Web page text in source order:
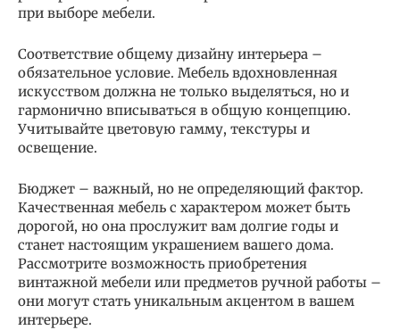
при выборе мебели.
Соответствие общему дизайну интерьера –
обязательное условие. Мебель вдохновленная
искусством должна не только выделяться, но и
гармонично вписываться в общую концепцию.
Учитывайте цветовую гамму, текстуры и
освещение.
Бюджет – важный, но не определяющий фактор.
Качественная мебель с характером может быть
дорогой, но она прослужит вам долгие годы и
станет настоящим украшением вашего дома.
Рассмотрите возможность приобретения
винтажной мебели или предметов ручной работы –
они могут стать уникальным акцентом в вашем
интерьере.